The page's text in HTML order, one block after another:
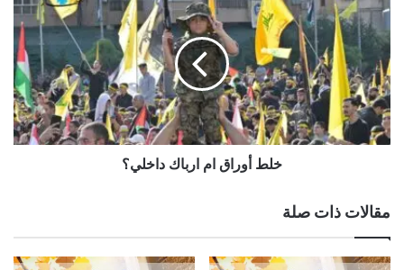
أوراق
ام
ارباك
داخلي؟
خلط أوراق ام ارباك داخلي؟
مقالات ذات صلة